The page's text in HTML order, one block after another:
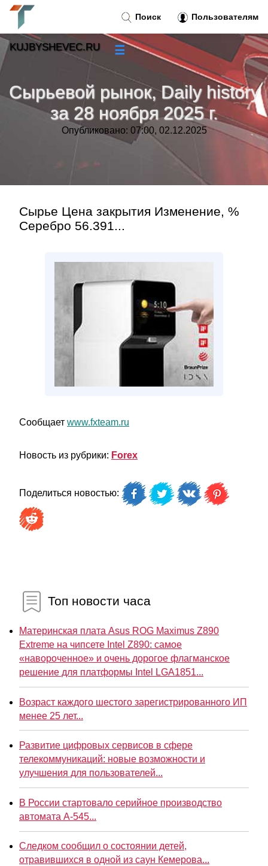
Сырьевой рынок, Daily history
за 28 ноября 2025 г.
Опубликовано: 07:00, 02.12.2025
Сырье Цена закрытия Изменение, %
Серебро 56.391...
Сообщает www.fxteam.ru
Новость из рубрики: Forex
Поделиться новостью:
Топ новости часа
Материнская плата Asus ROG Maximus Z890
Extreme на чипсете Intel Z890: самое
«навороченное» и очень дорогое флагманское
решение для платформы Intel LGA1851...
Возраст каждого шестого зарегистрированного ИП
менее 25 лет...
Развитие цифровых сервисов в сфере
телекоммуникаций: новые возможности и
улучшения для пользователей...
В России стартовало серийное производство
автомата А-545...
Следком сообщил о состоянии детей,
отравившихся в одной из саун Кемерова...
Поиск Пользователям
KUJBYSHEVEC.RU ☰
»
Тренды новостей »
»
Контакт»